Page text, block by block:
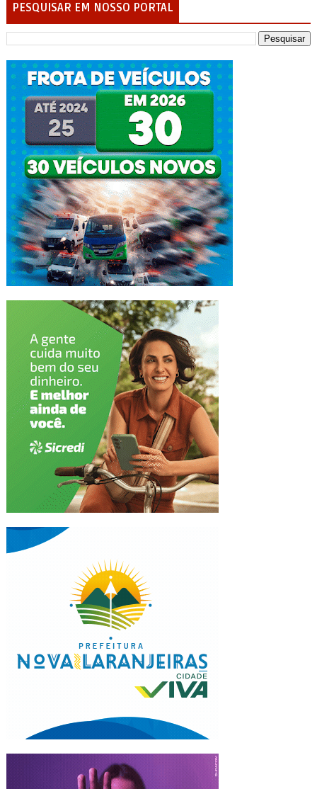
PESQUISAR EM NOSSO PORTAL